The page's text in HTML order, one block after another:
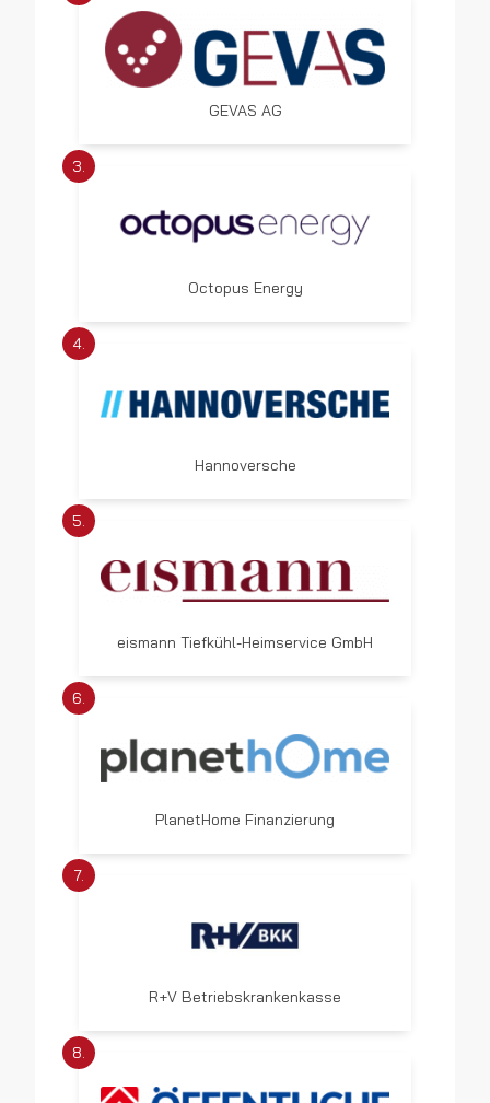
GEVAS AG
3.
Octopus Energy
4.
Hannoversche
5.
eismann Tiefkühl-Heimservice GmbH
6.
PlanetHome Finanzierung
7.
R+V Betriebskrankenkasse
8.